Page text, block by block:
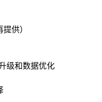
供）
级和数据优化